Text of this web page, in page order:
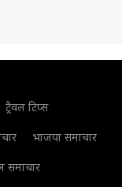
ट्रैवल टिप्स
भाजपा समाचार
समाचार